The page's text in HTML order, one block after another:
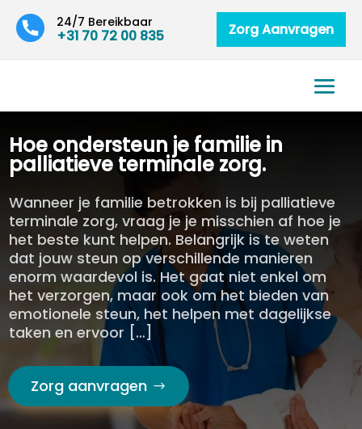
24/7 Bereikbaar
+31 70 72 00 835 Zorg Aanvragen
Hoe ondersteun je familie in
palliatieve terminale zorg.​
Wanneer je familie betrokken is bij palliatieve
terminale zorg, vraag je je misschien af hoe je
het beste kunt helpen. Belangrijk is te weten
dat jouw steun op verschillende manieren
enorm waardevol is. Het gaat niet enkel om
het verzorgen, maar ook om het bieden van
emotionele steun, het helpen met dagelijkse
taken en ervoor […]
Zorg aanvragen